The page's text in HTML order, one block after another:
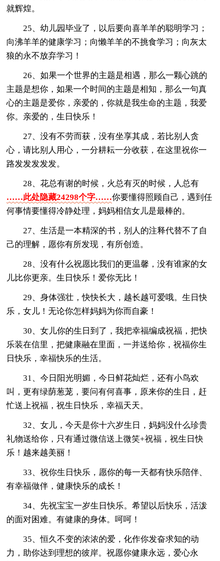
就辉煌。
25、幼儿园毕业了，以后要向喜羊羊的聪明学习；
向沸羊羊的健康学习；向懒羊羊的不挑食学习；向灰太
狼的永不放弃学习！
26、如果一个世界的主题是相遇，那么一颗心跳的
主题是想你，如果一个时间的主题是相知，那么一句真
心的主题是爱你，亲爱的，你就是我生命的主题，我爱
你。亲爱的，生日快乐！
27、没有不劳而获，没有坐享其成，若比别人贪
心，请比别人用心，一分耕耘一分收获，在这里祝你一
路发发发发发。
28、花总有谢的时候，火总有灭的时候，人总有
……此处隐藏24298个字……你要懂得照顾自己，遇到任
何事情要懂得冷静处理，妈妈相信女儿是最棒的。
27、生活是一本精深的书，别人的注释代替不了自
己的理解，愿你有所发现，有所创造。
28、没有什么祝愿比我们的更温馨，没有谁家的女
儿比你更亲。生日快乐！爱你无比！
29、身体强壮，快快长大，越长越可爱哦。生日快
乐，女儿！无论你怎样妈妈为你而自豪！
30、女儿你的生日到了，我把幸福编成祝福，把快
乐装在信里，把健康融在里面，一并送给你，祝福你生
日快乐，幸福快乐的生活。
31、今日阳光明媚，今日鲜花灿烂，还有小鸟欢
叫，更有绿荫葱茏，要问有何喜事，原来你的生日，赶
忙送上祝福，祝生日快乐，幸福天天。
32、女儿，今天是你十六岁生日，妈妈没什么珍贵
礼物送给你，只有通过微信送上微笑+祝福，祝生日快
乐！越来越美丽！
33、祝你生日快乐，愿你的每一天都有快乐陪伴、
有幸福做伴，健康快乐的成长！
34、先祝宝宝一岁生日快乐。希望以后快乐，活泼
的面对困难。有健康的身体。呵呵！
35、恒久不变的浓浓的爱，化作你发奋求知的动
力，助你达到理想的彼岸。祝愿你健康永远，爱心永